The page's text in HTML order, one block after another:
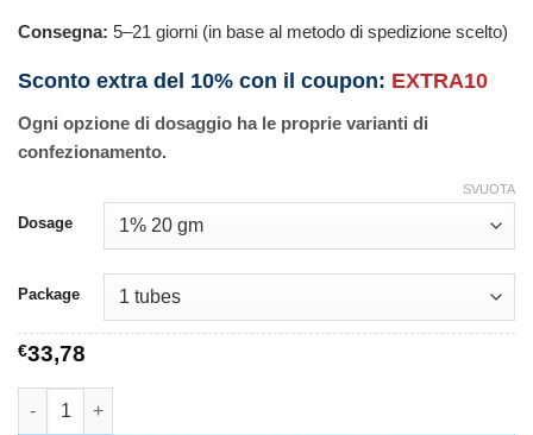
Consegna: 5–21 giorni (in base al metodo di spedizione scelto)
Sconto extra del 10% con il coupon: EXTRA10
Ogni opzione di dosaggio ha le proprie varianti di
confezionamento.
Dosage
Package
SVUOTA
€33,78
Diclofenac Gel quantità